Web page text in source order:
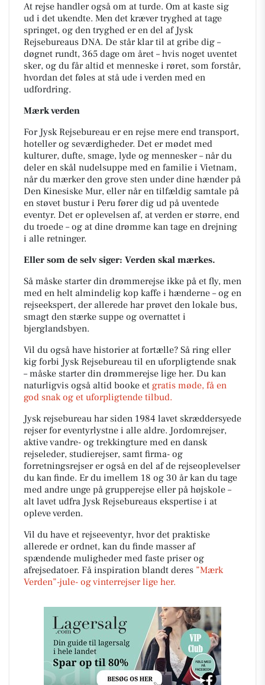
At rejse handler også om at turde. Om at kaste sig
ud i det ukendte. Men det kræver tryghed at tage
springet, og den tryghed er en del af Jysk
Rejsebureaus DNA. De står klar til at gribe dig –
døgnet rundt, 365 dage om året – hvis noget uventet
sker, og du får altid et menneske i røret, som forstår,
hvordan det føles at stå ude i verden med en
udfordring.
Mærk verden
For Jysk Rejsebureau er en rejse mere end transport,
hoteller og seværdigheder. Det er mødet med
kulturer, dufte, smage, lyde og mennesker – når du
deler en skål nudelsuppe med en familie i Vietnam,
når du mærker den grove sten under dine hænder på
Den Kinesiske Mur, eller når en tilfældig samtale på
en støvet bustur i Peru fører dig ud på uventede
eventyr. Det er oplevelsen af, at verden er større, end
du troede – og at dine drømme kan tage en drejning
i alle retninger.
Eller som de selv siger: Verden skal mærkes.
Så måske starter din drømmerejse ikke på et fly, men
med en helt almindelig kop kaffe i hænderne – og en
rejseekspert, der allerede har prøvet den lokale bus,
smagt den stærke suppe og overnattet i
bjerglandsbyen.
Vil du også have historier at fortælle? Så ring eller
kig forbi Jysk Rejsebureau til en uforpligtende snak
– måske starter din drømmerejse lige her. Du kan
naturligvis også altid booke et gratis møde, få en
god snak og et uforpligtende tilbud.
Jysk rejsebureau har siden 1984 lavet skræddersyede
rejser for eventyrlystne i alle aldre. Jordomrejser,
aktive vandre- og trekkingture med en dansk
rejseleder, studierejser, samt firma- og
forretningsrejser er også en del af de rejseoplevelser
du kan finde. Er du imellem 18 og 30 år kan du tage
med andre unge på grupperejse eller på højskole –
alt lavet udfra Jysk Rejsebureaus ekspertise i at
opleve verden.
Vil du have et rejseeventyr, hvor det praktiske
allerede er ordnet, kan du finde masser af
spændende muligheder med faste priser og
afrejsedatoer. Få inspiration blandt deres ”Mærk
Verden”-jule- og vinterrejser lige her.